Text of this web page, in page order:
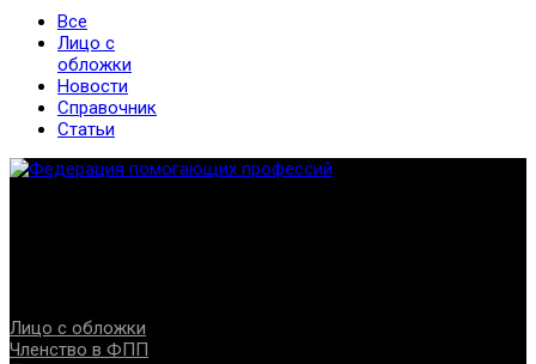
Все
Лицо с
обложки
Новости
Справочник
Статьи
Лицо с обложки
Членство в ФПП